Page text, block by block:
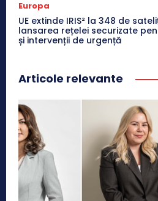
Europa
UE extinde IRIS² la 348 de
lansarea rețelei securizate
și intervenții de urgență
Articole relevante